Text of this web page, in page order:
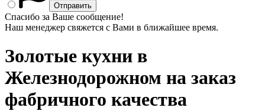
Спасибо за Ваше сообщение!
Наш менеджер свяжется с Вами в ближайшее время.
Золотые кухни в
Железнодорожном на заказ
фабричного качества